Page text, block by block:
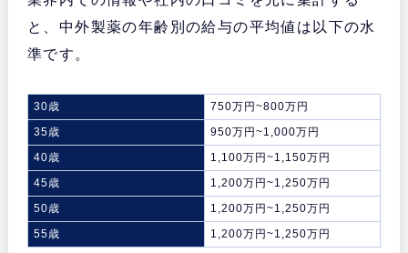
と、中外製薬の年齢別の給与の平均値は以下の水
準です。
30歳
750万円~800万円
35歳
950万円~1,000万円
40歳
1,100万円~1,150万円
45歳
1,200万円~1,250万円
50歳
1,200万円~1,250万円
55歳
1,200万円~1,250万円